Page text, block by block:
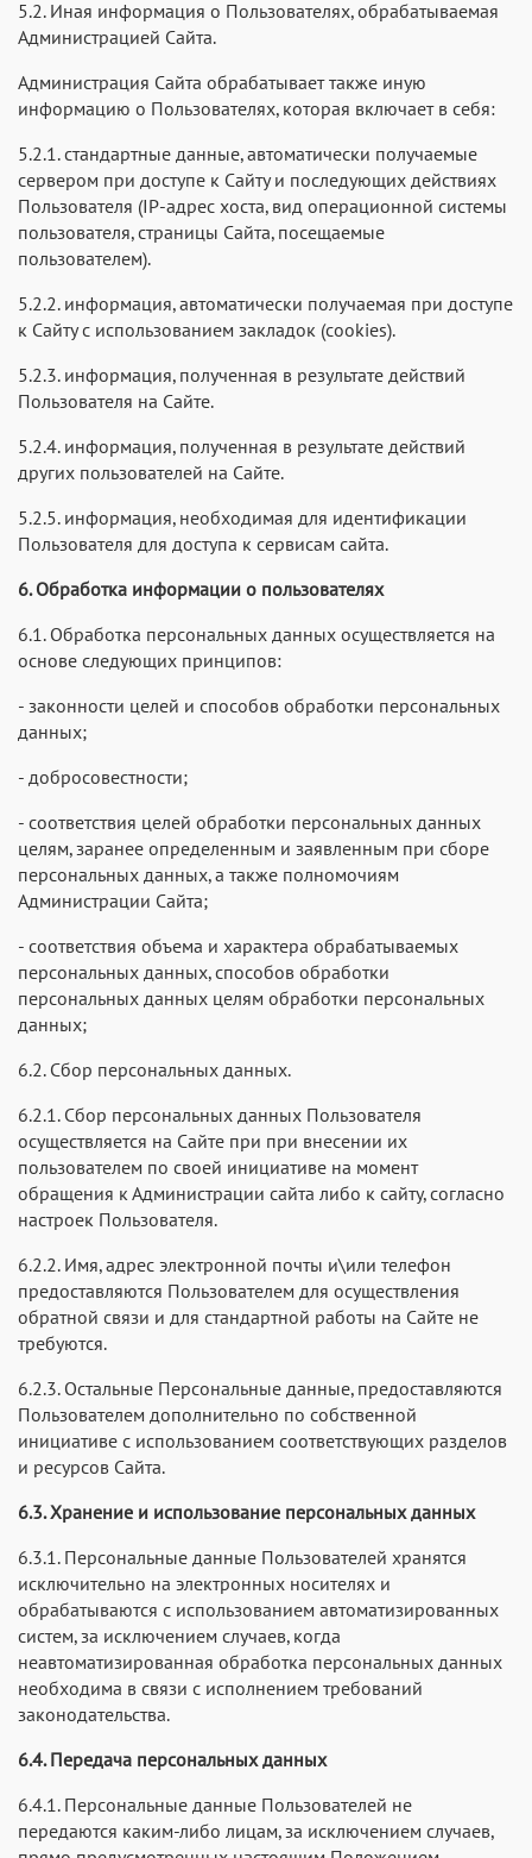
5.2. Иная информация о Пользователях, обрабатываемая
Администрацией Сайта.
Администрация Сайта обрабатывает также иную
информацию о Пользователях, которая включает в себя:
5.2.1. стандартные данные, автоматически получаемые
сервером при доступе к Сайту и последующих действиях
Пользователя (IP-адрес хоста, вид операционной системы
пользователя, страницы Сайта, посещаемые
пользователем).
5.2.2. информация, автоматически получаемая при доступе
к Сайту с использованием закладок (cookies).
5.2.3. информация, полученная в результате действий
Пользователя на Сайте.
5.2.4. информация, полученная в результате действий
других пользователей на Сайте.
5.2.5. информация, необходимая для идентификации
Пользователя для доступа к сервисам сайта.
6. Обработка информации о пользователях
6.1. Обработка персональных данных осуществляется на
основе следующих принципов:
- законности целей и способов обработки персональных
данных;
- добросовестности;
- соответствия целей обработки персональных данных
целям, заранее определенным и заявленным при сборе
персональных данных, а также полномочиям
Администрации Сайта;
- соответствия объема и характера обрабатываемых
персональных данных, способов обработки
персональных данных целям обработки персональных
данных;
6.2. Сбор персональных данных.
6.2.1. Сбор персональных данных Пользователя
осуществляется на Сайте при при внесении их
пользователем по своей инициативе на момент
обращения к Администрации сайта либо к сайту, согласно
настроек Пользователя.
6.2.2. Имя, адрес электронной почты и\или телефон
предоставляются Пользователем для осуществления
обратной связи и для стандартной работы на Сайте не
требуются.
6.2.3. Остальные Персональные данные, предоставляются
Пользователем дополнительно по собственной
инициативе с использованием соответствующих разделов
и ресурсов Сайта.
6.3. Хранение и использование персональных данных
6.3.1. Персональные данные Пользователей хранятся
исключительно на электронных носителях и
обрабатываются с использованием автоматизированных
систем, за исключением случаев, когда
неавтоматизированная обработка персональных данных
необходима в связи с исполнением требований
законодательства.
6.4. Передача персональных данных
6.4.1. Персональные данные Пользователей не
передаются каким-либо лицам, за исключением случаев,